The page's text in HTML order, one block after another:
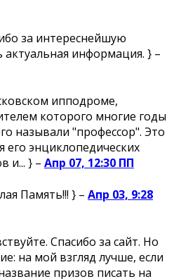
за интереснейшую
информация. } –
ипподроме,
которого многие годы
называли "профессор". Это
его энциклопедических
и... } – Апр 07, 12:30 ПП
Память!!! } – Апр 03, 9:28
Спасибо за сайт. Но
на мой взгляд лучше, если
призов писать на